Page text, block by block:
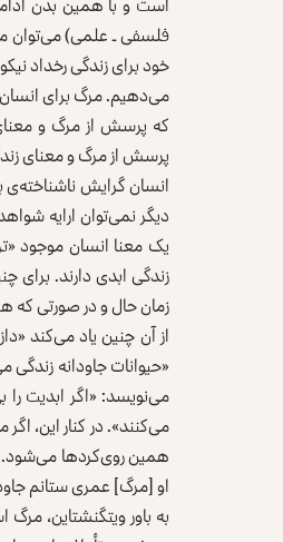
فلسفی ـ علمی) می‌توان
خود برای زندگی رخداد
می‌دهیم. مرگ برای انسان
که پرسش از مرگ و
پرسش از مرگ و معنای
انسان گرایش
دیگر نمی‌توان ارایه
یک معنا انسان موجود
زندگی ابدی دارند. برای
زمان حال و در صورتی که
از آن چنین یاد می‌کند
«حیوانات جاودانه
می‌نویسد: «اگر ابدیت
می‌کنند». در کنار این،
همین روی‌کردها می‌شود.
او [مرگ] عمری ستانم
به باور ویتگنشتاین،